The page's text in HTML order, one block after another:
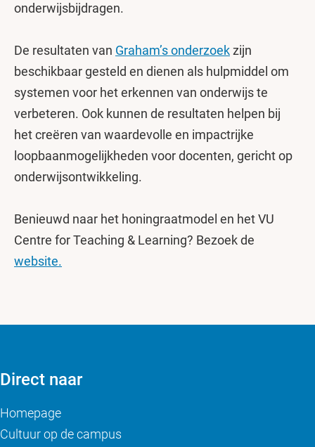
onderwijsbijdragen.
De resultaten van Graham’s onderzoekzijn
beschikbaar gesteld en dienen als hulpmiddel om
systemen voor het erkennen van onderwijs te
verbeteren. Ook kunnen de resultaten helpen bij
het creëren van waardevolle en impactrijke
loopbaanmogelijkheden voor docenten, gericht op
onderwijsontwikkeling.
Benieuwd naar het honingraatmodel en het VU
Centre for Teaching & Learning? Bezoek de
website.
Direct naar
Homepage
Cultuur op de campus